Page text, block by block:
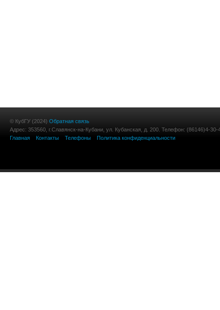
© КубГУ (2024) Обратная связь
Адрес: 353560, г.Славянск-на-Кубани, ул. Кубанская, д. 200. Телефон: (86146)4-30-
Главная
Контакты Телефоны Политика конфиденциальности